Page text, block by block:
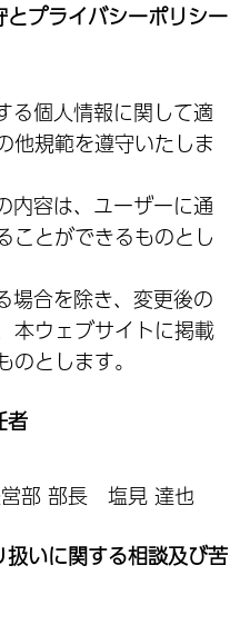
プライバシーポリシー
る個人情報に関して適
他規範を遵守いたしま
内容は、ユーザーに通
ことができるものとし
場合を除き、変更後の
本ウェブサイトに掲載
のとします。
者
部 部長 塩見 達也
いに関する相談及び苦